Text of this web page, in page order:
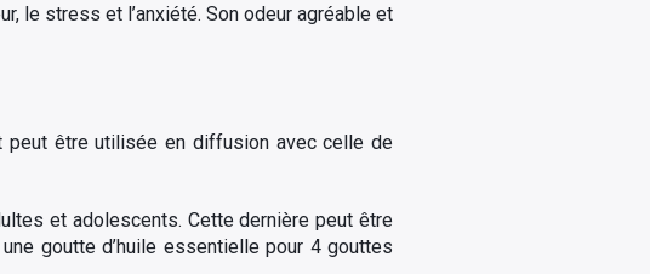
le stress et l’anxiété. Son odeur agréable et
peut être utilisée en diffusion avec celle de
et adolescents. Cette dernière peut être
goutte d’huile essentielle pour 4 gouttes